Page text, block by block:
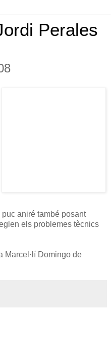
Perales
aniré també posant
els problemes tècnics
Marcel·lí Domingo de